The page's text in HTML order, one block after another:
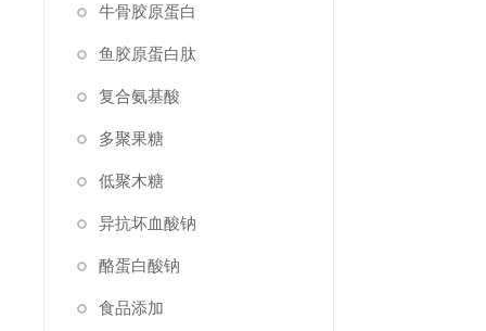
牛骨胶原蛋白
鱼胶原蛋白肽
复合氨基酸
多聚果糖
低聚木糖
异抗坏血酸钠
酪蛋白酸钠
食品添加